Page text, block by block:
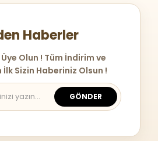
Haberler
Olun ! Tüm İndirim ve
Sizin Haberiniz Olsun !
GÖNDER